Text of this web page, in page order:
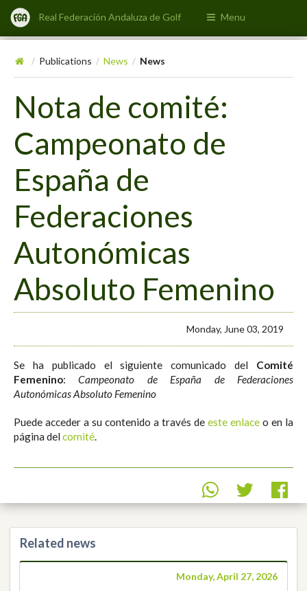
Real Federación Andaluza de Golf Menu
/ Publications / News / News
Nota de comité:
Campeonato de
España de
Federaciones
Autonómicas
Absoluto Femenino
Monday, June 03, 2019
Se ha publicado el siguiente comunicado del Comité
Femenino:Campeonato de España de Federaciones
Autonómicas Absoluto Femenino
Puede acceder a su contenido a través de este enlace o en la
página delcomité
Related news
Monday, April 27, 2026